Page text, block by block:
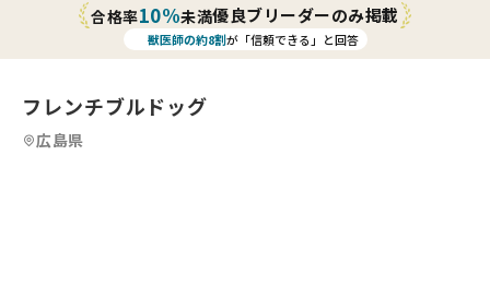
合格率10%未満優良ブリーダーのみ掲載
獣医師の約8割が「信頼できる」と回答
フレンチブルドッグ
広島県